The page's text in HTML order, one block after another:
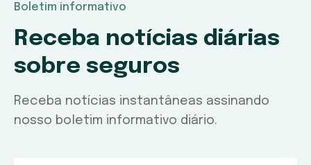
Boletim informativo
Receba notícias diárias
sobre seguros
Receba notícias instantâneas assinando
nosso boletim informativo diário.